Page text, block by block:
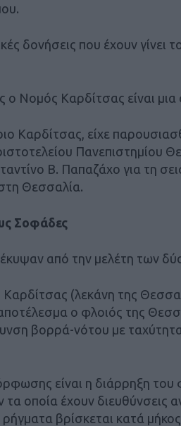
δονήσεις που έχουν γίνει
ο Νομός Καρδίτσας είναι μια
Καρδίτσας, είχε
Πανεπιστημίου
Β. Παπαζάχο για τη
Θεσσαλία.
Σοφάδες
από την μελέτη των
(λεκάνη της
ο φλοιός της
βορρά-νότου με
είναι η διάρρηξη του
οποία έχουν διευθύνσεις
βρίσκεται κατά